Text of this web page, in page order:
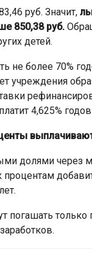
руб. Значит,
850,38 руб.
детей.
не более 70%
учреждения
4,625%
долями через
погашать